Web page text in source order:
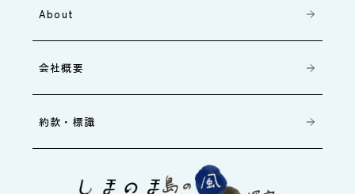
About
会社概要
約款・標識